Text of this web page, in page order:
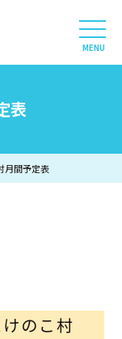
社会福祉法人 長門市社
表
月間予定表
のこ村